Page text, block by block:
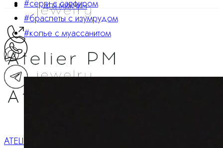
#серги с сапфиром
#браслеты с изумрудом
#колье с муассанитом
ATELIER PM
ДЛЯ МУЖЧИН